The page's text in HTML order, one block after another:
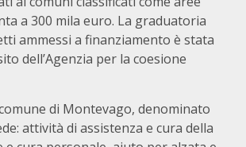
a 300 mila euro. La graduatoria
ammessi a finanziamento è stata
dell’Agenzia per la coesione
di Montevago, denominato
attività di assistenza e cura della